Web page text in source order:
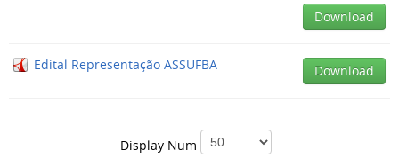
Download
Edital Representação ASSUFBA Download
Display Num